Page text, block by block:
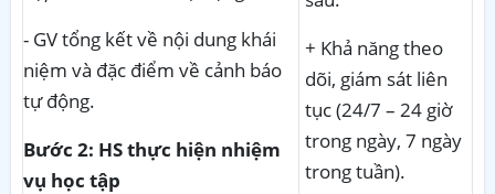
- GV tổng kết về nội dung khái
niệm và đặc điểm về cảnh báo
tự động.
Bước 2: HS thực hiện nhiệm
vụ học tập
+ Khả năng theo
dõi, giám sát liên
tục (24/7 – 24 giờ
trong ngày, 7 ngày
trong tuần).